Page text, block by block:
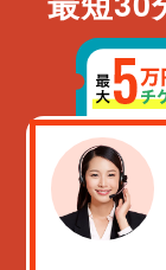
大田区
世田谷
渋谷区
中野区
杉並区
豊島区
北区
荒川区